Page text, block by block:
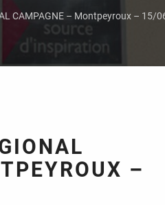
CAMPAGNE – Montpeyroux – 15/
–